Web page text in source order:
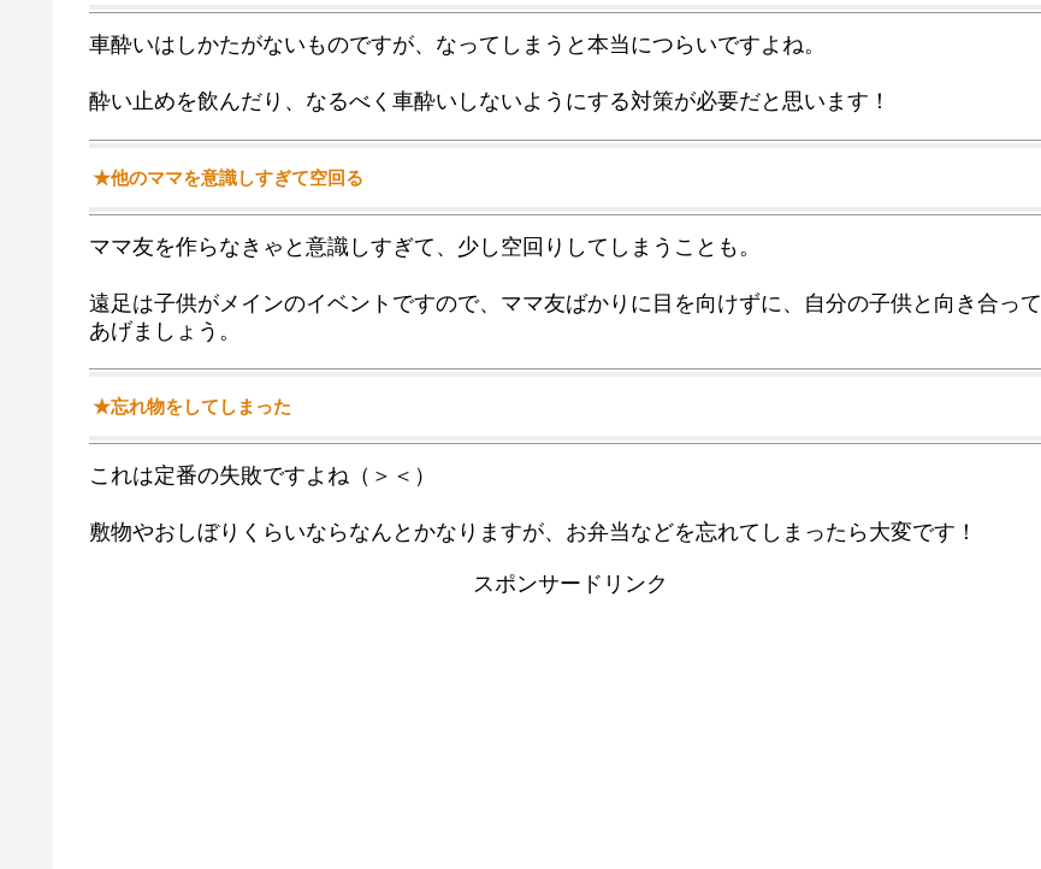
車酔いはしかたがないものですが、なってしまうと本当につらいですよね。
酔い止めを飲んだり、なるべく車酔いしないようにする対策が必要だと思います！
★他のママを意識しすぎて空回る
ママ友を作らなきゃと意識しすぎて、少し空回りしてしまうことも。
遠足は子供がメインのイベントですので、ママ友ばかりに目を向けずに、自分の子供と向き合って
あげましょう。
★忘れ物をしてしまった
これは定番の失敗ですよね（＞＜）
敷物やおしぼりくらいならなんとかなりますが、お弁当などを忘れてしまったら大変です！
スポンサードリンク